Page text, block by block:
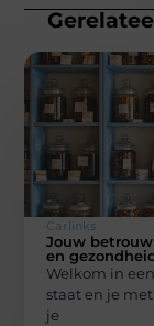
Carlinks
Jouw
en
Welkom in
staat en je
je